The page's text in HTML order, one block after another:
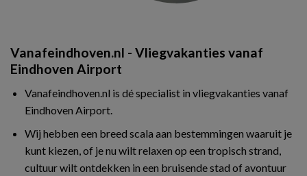
Vanafeindhoven.nl - Vliegvakanties vanaf
Eindhoven Airport
Vanafeindhoven.nl is dé specialist in vliegvakanties vanaf
Eindhoven Airport.
Wij hebben een breed scala aan bestemmingen waaruit je
kunt kiezen, of je nu wilt relaxen op een tropisch strand,
cultuur wilt ontdekken in een bruisende stad of avontuur